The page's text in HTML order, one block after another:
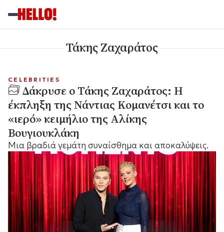
Τάκης Ζαχαράτος
CELEBRITIES
Δάκρυσε ο Τάκης Ζαχαράτος: Η
έκπληξη της Νάντιας Κομανέτσι και το
«ιερό» κειμήλιο της Αλίκης
Βουγιουκλάκη
Μια βραδιά γεμάτη συναίσθημα και αποκαλύψεις.